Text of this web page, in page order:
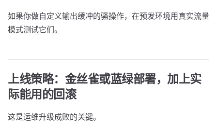
如果你做自定义输出缓冲的骚操作，在预发环境用真实流量
模式测试它们。
上线策略：金丝雀或蓝绿部署，加上实
际能用的回滚
这是运维升级成败的关键。